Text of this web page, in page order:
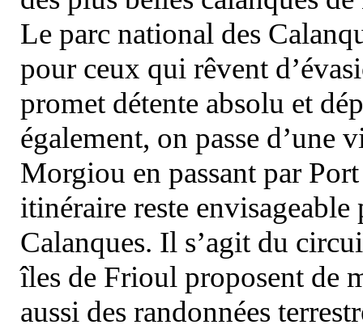
Le parc national des
pour ceux qui rêvent
promet détente absolu et
également, on passe d’une
Morgiou en passant par
itinéraire reste
Calanques. Il s’agit du
îles de Frioul proposent de
aussi des randonnées